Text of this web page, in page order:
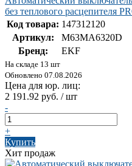
без теплового расцепителя
Код товара: 147312120
Артикул:
M63MA6320D
Бренд:
EKF
На складе 13 шт
Обновлено 07.08.2026
Цена для юр. лиц:
2 191.92 руб. / шт
-
+
Купить
Хит продаж